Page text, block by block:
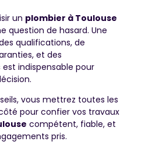
un plombier à Toulouse
question de hasard. Une
qualifications, de
et des
indispensable pour
vous mettrez toutes les
pour confier vos travaux
compétent, fiable, et
pris.